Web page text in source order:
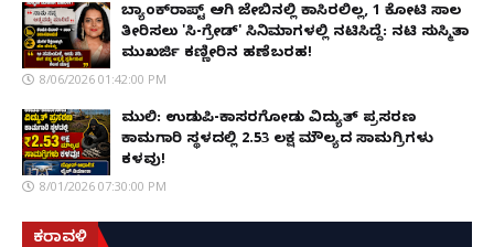
ಬ್ಯಾಂಕ್‌ರಾಪ್ಟ್‌ ಆಗಿ ಜೇಬಿನಲ್ಲಿ ಕಾಸಿರಲಿಲ್ಲ, ₹1 ಕೋಟಿ ಸಾಲ
ತೀರಿಸಲು 'ಸಿ-ಗ್ರೇಡ್' ಸಿನಿಮಾಗಳಲ್ಲಿ ನಟಿಸಿದ್ದೆ: ನಟಿ ಸುಸ್ಮಿತಾ
ಮುಖರ್ಜಿ ಕಣ್ಣೀರಿನ ಹಣೆಬರಹ!
8/06/2026 01:42:00 PM
ಮುಲ್ಕಿ: ಉಡುಪಿ-ಕಾಸರಗೋಡು ವಿದ್ಯುತ್ ಪ್ರಸರಣ
ಕಾಮಗಾರಿ ಸ್ಥಳದಲ್ಲಿ ₹2.53 ಲಕ್ಷ ಮೌಲ್ಯದ ಸಾಮಗ್ರಿಗಳು
ಕಳವು!
8/01/2026 07:30:00 PM
ಕರಾವಳಿ